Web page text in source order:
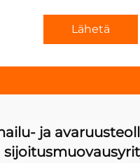
Lähetä
ja